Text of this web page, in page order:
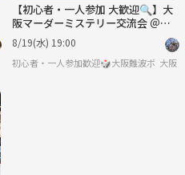
【初心者・一人参加 大歓迎🔍】大
阪マーダーミステリー交流会 ＠難
波・心斎橋 ／ 未経験から楽しめ
る！
8/19(水) 19:00
初心者・一人参加歓迎🎲大阪難波ボードゲ
大阪